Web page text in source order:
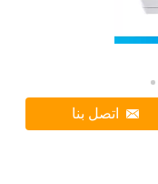
اتصل بنا